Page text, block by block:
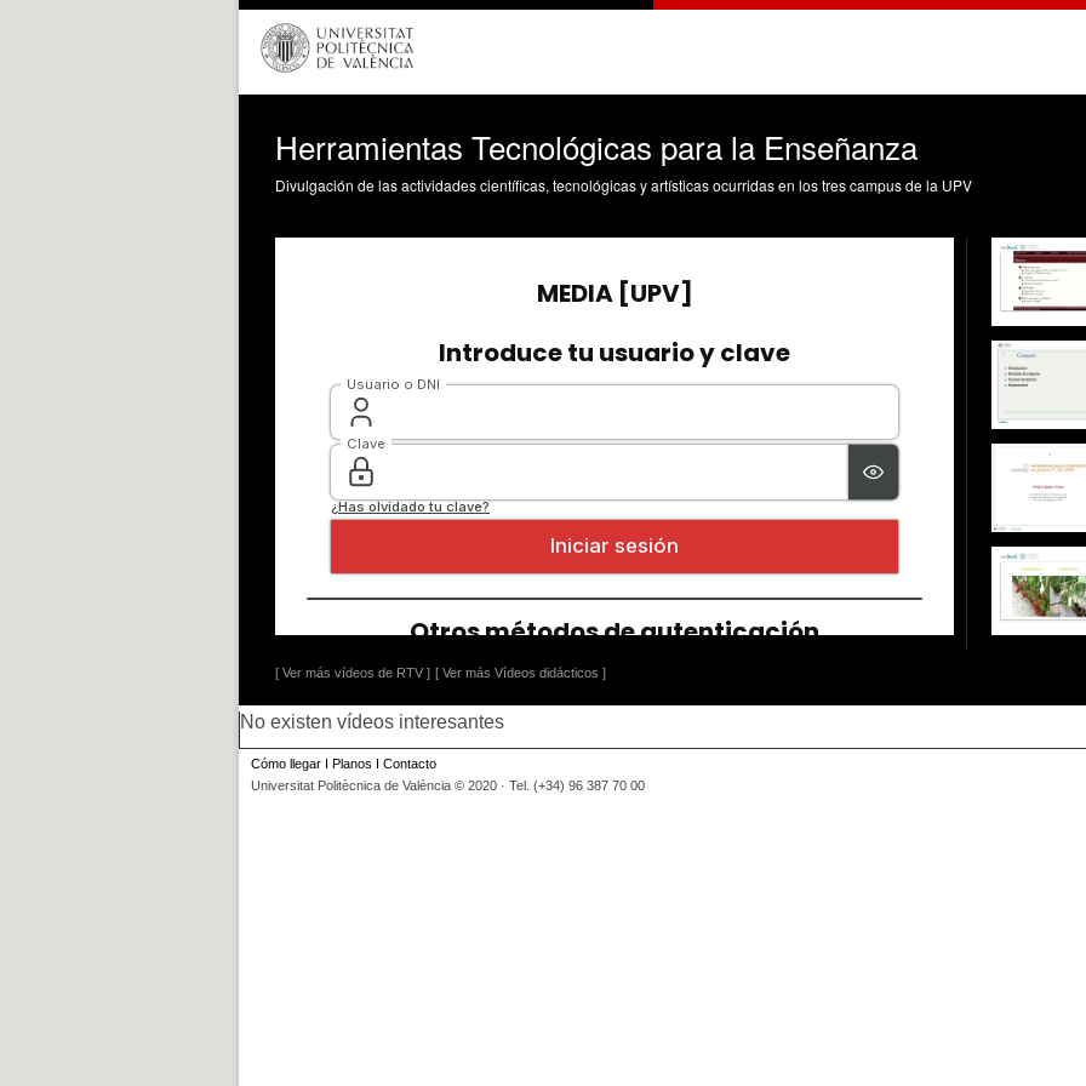
Herramientas Tecnológicas para la Enseñanza
Divulgación de las actividades científicas, tecnológicas y artísticas ocurridas en los tres campus de la UPV
[ Ver más vídeos de RTV ] [ Ver más Vídeos didácticos ]
No existen vídeos interesantes
Cómo llegar I Planos I Contacto
Universitat Politècnica de València © 2020 · Tel. (+34) 96 387 70 00